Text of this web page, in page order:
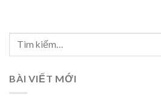
BÀI VIẾT MỚI